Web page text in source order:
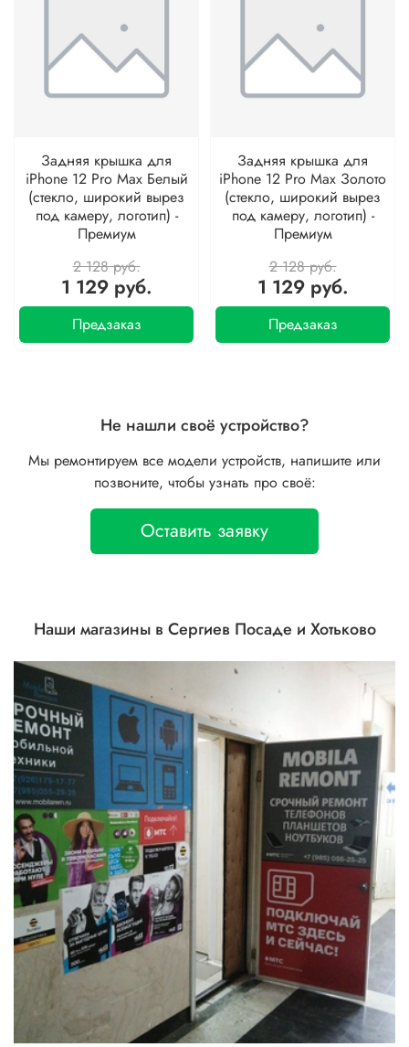
Задняя крышка для
iPhone 12 Pro Max Белый
(стекло, широкий вырез
под камеру, логотип) -
Премиум
2 128 руб.
1 129 руб.
Предзаказ
Задняя крышка для
iPhone 12 Pro Max Золото
(стекло, широкий вырез
под камеру, логотип) -
Премиум
2 128 руб.
1 129 руб.
Предзаказ
Не нашли своё устройство?
Мы ремонтируем все модели устройств, напишите или
позвоните, чтобы узнать про своё:
Оставить заявку
Наши магазины в Сергиев Посаде и Хотьково